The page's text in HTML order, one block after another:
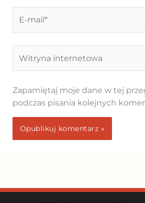
mail*
internetowa
Zapamiętaj moje dane w tej
podczas pisania kolejnych